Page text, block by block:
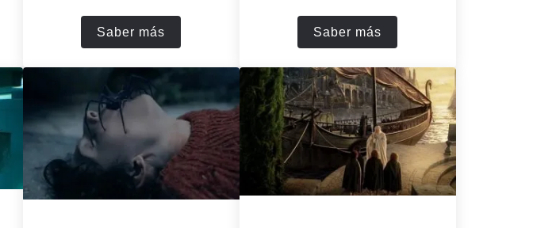
Resumen y Final Explicado
Saber másCadena Perpetua (1994): resumen, crítica, información y análisis
Saber másCadena de Favores: Resumen,